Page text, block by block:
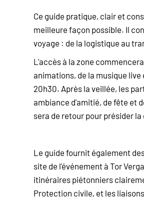
Ce guide pratique, clair et
meilleure façon possible. Il
voyage : de la logistique au
L'accès à la zone
animations, de la musique
20h30. Après la veillée, les
ambiance d'amitié, de fête et
sera de retour pour présider
Le guide fournit également
site de l'événement à Tor
itinéraires piétonniers
Protection civile, et les